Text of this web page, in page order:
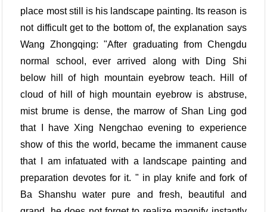
place most still is his landscape painting. Its reason is
not difficult get to the bottom of, the explanation says
Wang Zhongqing: "After graduating from Chengdu
normal school, ever arrived along with Ding Shi
below hill of high mountain eyebrow teach. Hill of
cloud of hill of high mountain eyebrow is abstruse,
mist brume is dense, the marrow of Shan Ling god
that I have Xing Nengchao evening to experience
show of this the world, became the immanent cause
that I am infatuated with a landscape painting and
preparation devotes for it. " in play knife and fork of
Ba Shanshu water pure and fresh, beautiful and